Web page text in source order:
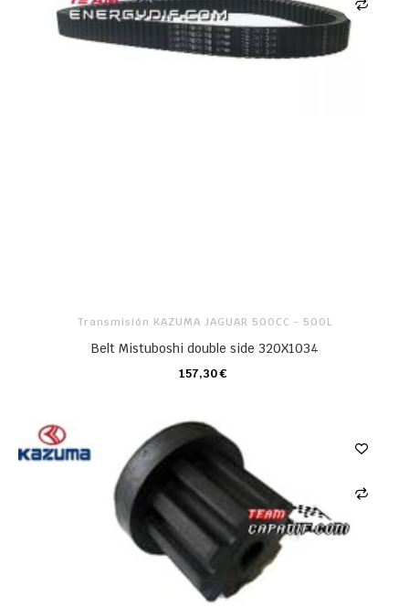
Transmisión KAZUMA JAGUAR 500CC - 500L
Belt Mistuboshi double side 320X1034
157,30 €
CARRO